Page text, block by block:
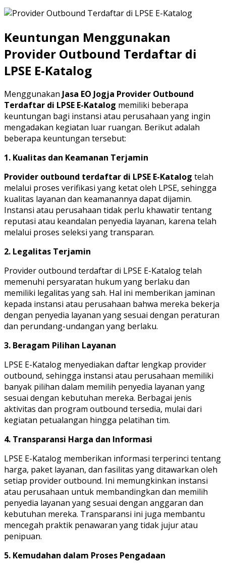
Keuntungan Menggunakan
Provider Outbound Terdaftar di
LPSE E-Katalog
Menggunakan Jasa EO Jogja Provider Outbound
Terdaftar di LPSE E-Katalog memiliki beberapa
keuntungan bagi instansi atau perusahaan yang ingin
mengadakan kegiatan luar ruangan. Berikut adalah
beberapa keuntungan tersebut:
1. Kualitas dan Keamanan Terjamin
Provider outbound terdaftar di LPSE E-Katalog telah
melalui proses verifikasi yang ketat oleh LPSE, sehingga
kualitas layanan dan keamanannya dapat dijamin.
Instansi atau perusahaan tidak perlu khawatir tentang
reputasi atau keandalan penyedia layanan, karena telah
melalui proses seleksi yang transparan.
2. Legalitas Terjamin
Provider outbound terdaftar di LPSE E-Katalog telah
memenuhi persyaratan hukum yang berlaku dan
memiliki legalitas yang sah. Hal ini memberikan jaminan
kepada instansi atau perusahaan bahwa mereka bekerja
dengan penyedia layanan yang sesuai dengan peraturan
dan perundang-undangan yang berlaku.
3. Beragam Pilihan Layanan
LPSE E-Katalog menyediakan daftar lengkap provider
outbound, sehingga instansi atau perusahaan memiliki
banyak pilihan dalam memilih penyedia layanan yang
sesuai dengan kebutuhan mereka. Berbagai jenis
aktivitas dan program outbound tersedia, mulai dari
kegiatan petualangan hingga pelatihan tim.
4. Transparansi Harga dan Informasi
LPSE E-Katalog memberikan informasi terperinci tentang
harga, paket layanan, dan fasilitas yang ditawarkan oleh
setiap provider outbound. Ini memungkinkan instansi
atau perusahaan untuk membandingkan dan memilih
penyedia layanan yang sesuai dengan anggaran dan
kebutuhan mereka. Transparansi ini juga membantu
mencegah praktik penawaran yang tidak jujur atau
penipuan.
5. Kemudahan dalam Proses Pengadaan